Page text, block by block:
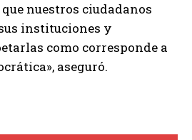
nuestros ciudadanos
instituciones y
como corresponde a
aseguró.